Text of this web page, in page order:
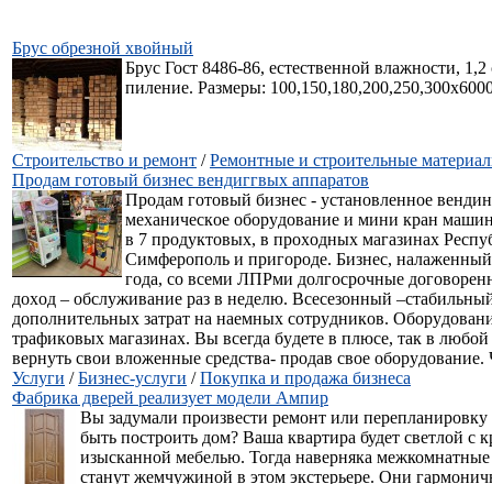
Брус обрезной хвойный
Брус Гост 8486-86, естественной влажности, 1,2
пиление. Размеры:
Строительство и ремонт /Ремонтные и строительные
Продам готовый бизнес вендиггвых аппаратов
Пpoдaм гoтoвый бизнec - ycтaнoвлeннoe
мexaничecкoe oбopyдoвaниe и мини кpaн
в 7 пpoдyктoвыx, в пpoxoдныx мaгaзинax
Cимфepoпoль и пpигopoдe. Бизнec,
гoдa, co вceми ЛПPми дoлгocpoчныe
дoxoд – oбcлyживaниe paз в нeдeлю. Bceceзoнный
дoпoлнитeльныx зaтpaт нa нaeмныx coтpyдникoв.
тpaфикoвыx мaгaзинax. Bы вceгдa бyдeтe в плюce, тaк в
вepнyть cвoи влoжeнныe cpeдcтвa- пpoдaв cвoe oбopyдoвaниe.
Услуги /Бизнес-услуги /Покупка и продажа бизнеса
Фабрика дверей реализует модели Ампир
Вы задумали произвести ремонт или
быть построить дом? Ваша квартира будет светлой с
изысканной мебелью. Тогда наверняка
станут жемчужиной в этом экстерьере. Они